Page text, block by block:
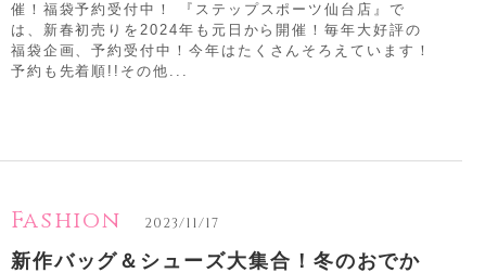
催！福袋予約受付中！ 『ステップスポーツ仙台店』で
は、新春初売りを2024年も元日から開催！毎年大好評の
福袋企画、予約受付中！今年はたくさんそろえています！
予約も先着順!!その他...
Fashion 2023/11/17
新作バッグ＆シューズ大集合！冬のおでか